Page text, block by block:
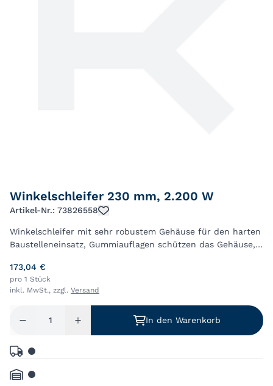
Winkelschleifer 230 mm, 2.200 W
Artikel-Nr.: 73826558
Winkelschleifer mit sehr robustem Gehäuse für den harten
Baustelleneinsatz, Gummiauflagen schützen das Gehäuse,
ungewolltes Anlaufen nach Spannungs...
173,04 €
pro 1 Stück
inkl. MwSt., zzgl. Versand
In den Warenkorb